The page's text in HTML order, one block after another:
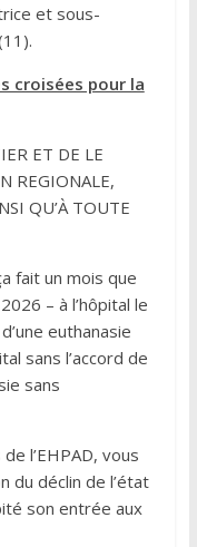
et sous-
croisées pour la
ET DE LE
REGIONALE,
QU’À TOUTE
fait un mois que
– à l’hôpital le
euthanasie
sans l’accord de
sans
l’EHPAD, vous
du déclin de l’état
son entrée aux